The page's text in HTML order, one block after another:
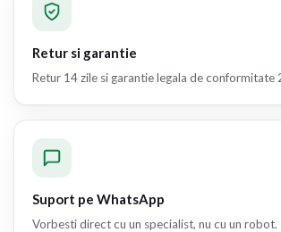
Retur si garantie
Retur 14 zile si garantie legala de conformitate
Suport pe WhatsApp
Vorbesti direct cu un specialist, nu cu un robot.